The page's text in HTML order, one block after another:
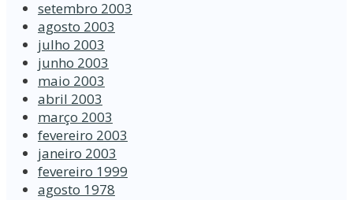
setembro 2003
agosto 2003
julho 2003
junho 2003
maio 2003
abril 2003
março 2003
fevereiro 2003
janeiro 2003
fevereiro 1999
agosto 1978